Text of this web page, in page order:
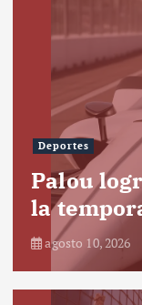
Deportes
Palou
la
agosto 10, 2026